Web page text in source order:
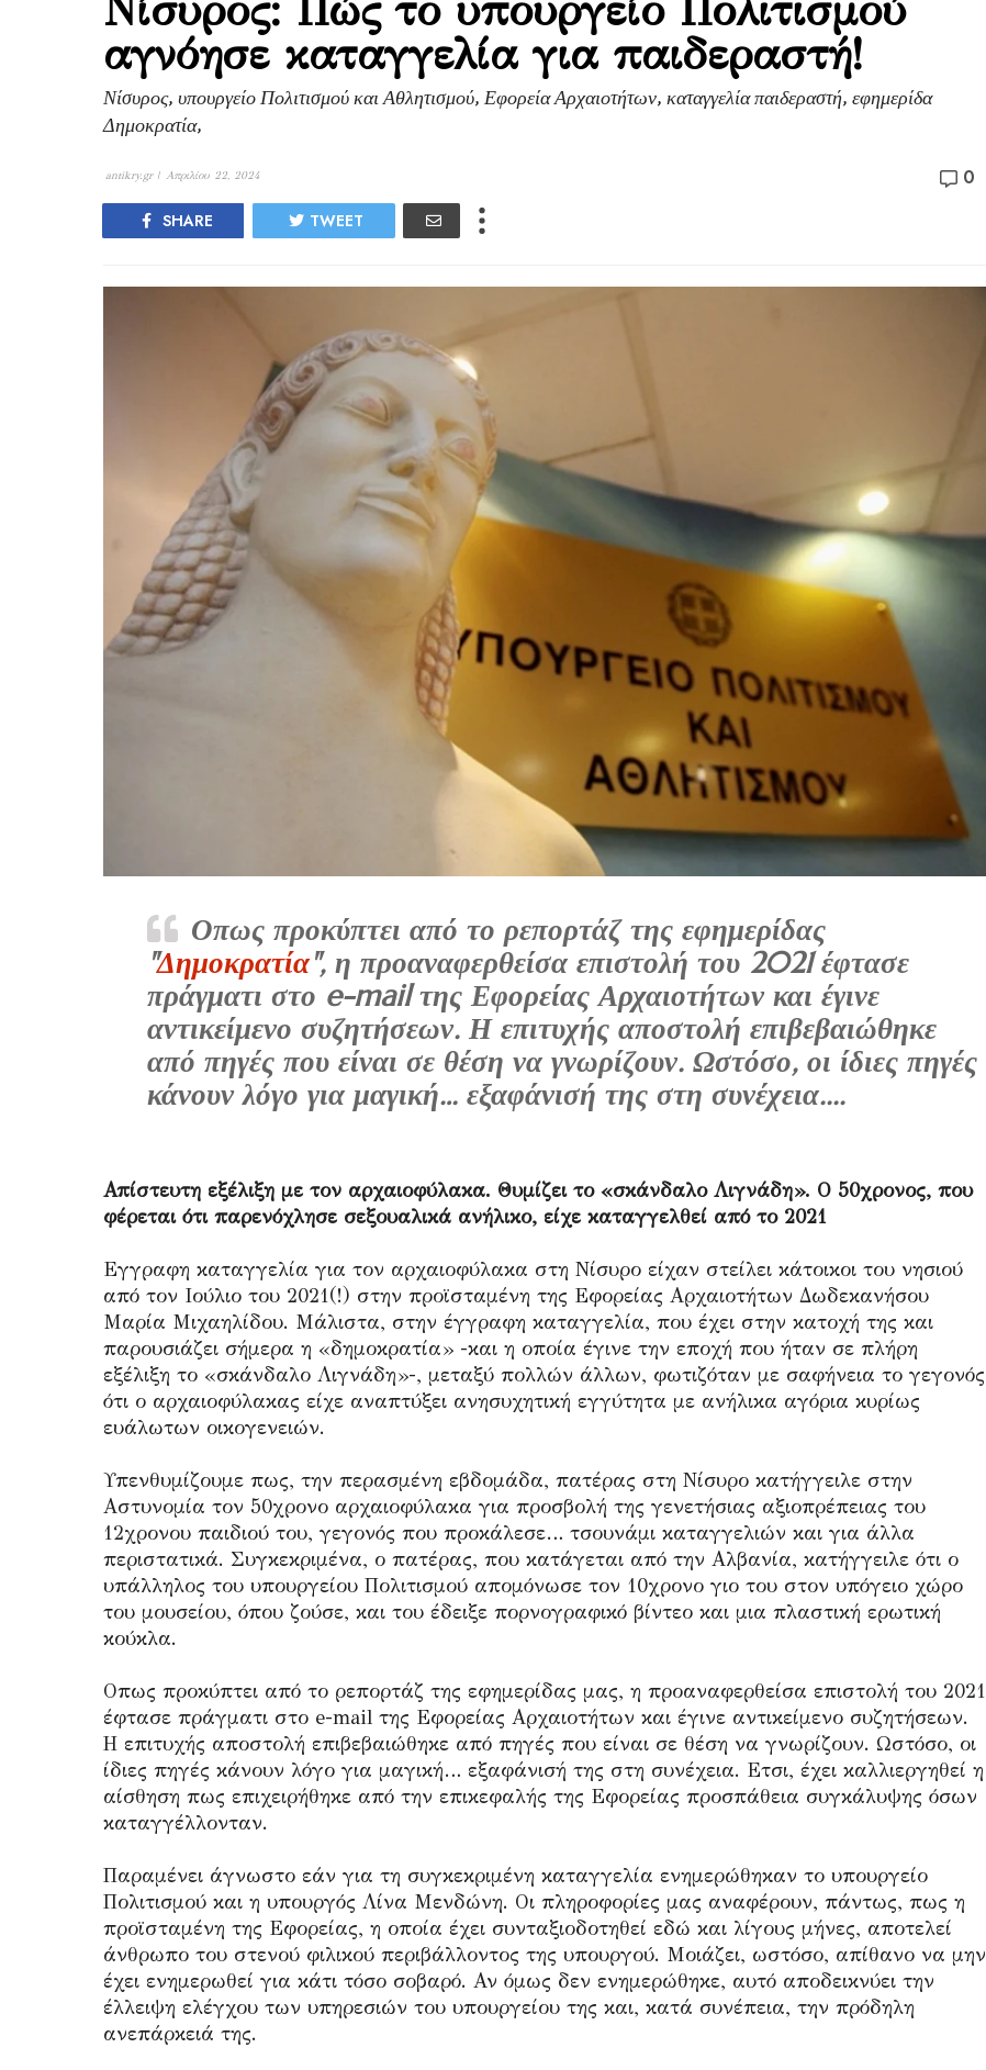
αγνόησε καταγγελία για παιδεραστή!
Νίσυρος, υπουργείο Πολιτισμού και Αθλητισμού, Εφορεία Αρχαιοτήτων, καταγγελία παιδεραστή, εφημερίδα
Δημοκρατία,
antikry.gr | Απριλίου 22, 2024 0
SHARE TWEET
Οπως προκύπτει από το ρεπορτάζ της εφημερίδας
"Δημοκρατία", η προαναφερθείσα επιστολή του 2021 έφτασε
πράγματι στο e-mail της Εφορείας Αρχαιοτήτων και έγινε
αντικείμενο συζητήσεων. Η επιτυχής αποστολή επιβεβαιώθηκε
από πηγές που είναι σε θέση να γνωρίζουν. Ωστόσο, οι ίδιες πηγές
κάνουν λόγο για μαγική… εξαφάνισή της στη συνέχεια....
Απίστευτη εξέλιξη με τον αρχαιοφύλακα. Θυμίζει το «σκάνδαλο Λιγνάδη». Ο 50χρονος, που
φέρεται ότι παρενόχλησε σεξουαλικά ανήλικο, είχε καταγγελθεί από το 2021
Εγγραφη καταγγελία για τον αρχαιοφύλακα στη Νίσυρο είχαν στείλει κάτοικοι του νησιού
από τον Ιούλιο του 2021(!) στην προϊσταμένη της Εφορείας Αρχαιοτήτων Δωδεκανήσου
Μαρία Μιχαηλίδου. Μάλιστα, στην έγγραφη καταγγελία, που έχει στην κατοχή της και
παρουσιάζει σήμερα η «δημοκρατία» -και η οποία έγινε την εποχή που ήταν σε πλήρη
εξέλιξη το «σκάνδαλο Λιγνάδη»-, μεταξύ πολλών άλλων, φωτιζόταν με σαφήνεια το γεγονός
ότι ο αρχαιοφύλακας είχε αναπτύξει ανησυχητική εγγύτητα με ανήλικα αγόρια κυρίως
ευάλωτων οικογενειών.
Υπενθυμίζουμε πως, την περασμένη εβδομάδα, πατέρας στη Νίσυρο κατήγγειλε στην
Αστυνομία τον 50χρονο αρχαιοφύλακα για προσβολή της γενετήσιας αξιοπρέπειας του
12χρονου παιδιού του, γεγονός που προκάλεσε… τσουνάμι καταγγελιών και για άλλα
περιστατικά. Συγκεκριμένα, ο πατέρας, που κατάγεται από την Αλβανία, κατήγγειλε ότι ο
υπάλληλος του υπουργείου Πολιτισμού απομόνωσε τον 10χρονο γιο του στον υπόγειο χώρο
του μουσείου, όπου ζούσε, και του έδειξε πορνογραφικό βίντεο και μια πλαστική ερωτική
κούκλα.
Οπως προκύπτει από το ρεπορτάζ της εφημερίδας μας, η προαναφερθείσα επιστολή του 2021
έφτασε πράγματι στο e-mail της Εφορείας Αρχαιοτήτων και έγινε αντικείμενο συζητήσεων.
Η επιτυχής αποστολή επιβεβαιώθηκε από πηγές που είναι σε θέση να γνωρίζουν. Ωστόσο, οι
ίδιες πηγές κάνουν λόγο για μαγική… εξαφάνισή της στη συνέχεια. Ετσι, έχει καλλιεργηθεί η
αίσθηση πως επιχειρήθηκε από την επικεφαλής της Εφορείας προσπάθεια συγκάλυψης όσων
καταγγέλλονταν.
Παραμένει άγνωστο εάν για τη συγκεκριμένη καταγγελία ενημερώθηκαν το υπουργείο
Πολιτισμού και η υπουργός Λίνα Μενδώνη. Οι πληροφορίες μας αναφέρουν, πάντως, πως η
προϊσταμένη της Εφορείας, η οποία έχει συνταξιοδοτηθεί εδώ και λίγους μήνες, αποτελεί
άνθρωπο του στενού φιλικού περιβάλλοντος της υπουργού. Μοιάζει, ωστόσο, απίθανο να μην
έχει ενημερωθεί για κάτι τόσο σοβαρό. Αν όμως δεν ενημερώθηκε, αυτό αποδεικνύει την
έλλειψη ελέγχου των υπηρεσιών του υπουργείου της και, κατά συνέπεια, την πρόδηλη
ανεπάρκειά της.